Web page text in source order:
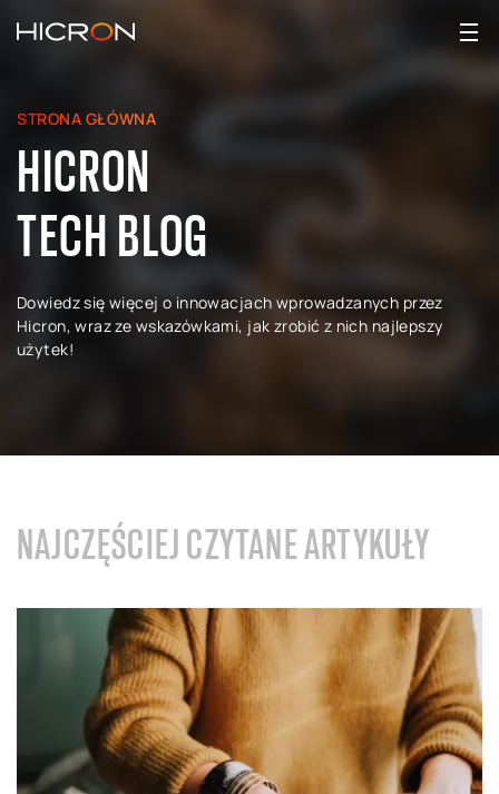
STRONA GŁÓWNA
HICRON
TECH BLOG
Dowiedz się więcej o innowacjach wprowadzanych przez
Hicron, wraz ze wskazówkami, jak zrobić z nich najlepszy
użytek!
NAJCZĘŚCIEJ CZYTANE ARTYKUŁY